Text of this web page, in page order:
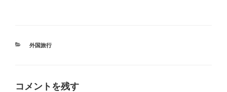
トイレで問題が！
カ
ー
外国旅行
コメントを残す